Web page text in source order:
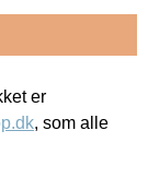
er
, som alle